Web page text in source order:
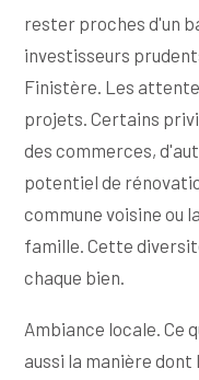
rester proches d'un
investisseurs
Finistère. Les
projets. Certains
des commerces,
potentiel de
commune voisine ou
famille. Cette
chaque bien.
Ambiance locale. Ce
aussi la manière dont